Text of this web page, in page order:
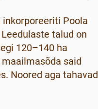
Poola
talud on
120–140 ha
said
Noored aga tahavad